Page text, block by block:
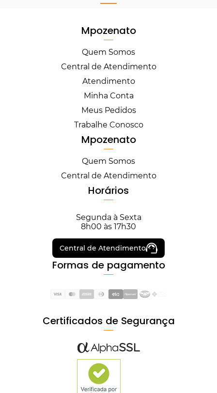
Mpozenato
Quem Somos
Central de Atendimento
Atendimento
Minha Conta
Meus Pedidos
Trabalhe Conosco
Mpozenato
Quem Somos
Central de Atendimento
Horários
Segunda à Sexta
8h00 às 17h30
Central de Atendimento
Formas de pagamento
Certificados de Segurança